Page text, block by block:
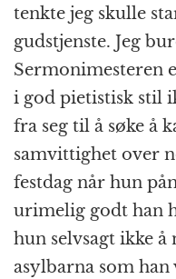
tenkte jeg skulle
gudstjenste. Jeg
Sermonimesteren
i god pietistisk stil
fra seg til å søke å
samvittighet over
festdag når hun
urimelig godt han
hun selvsagt ikke å
asylbarna som